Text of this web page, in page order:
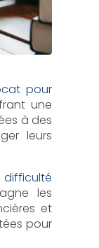
pour
une
à des
leurs
difficulté
les
et
pour